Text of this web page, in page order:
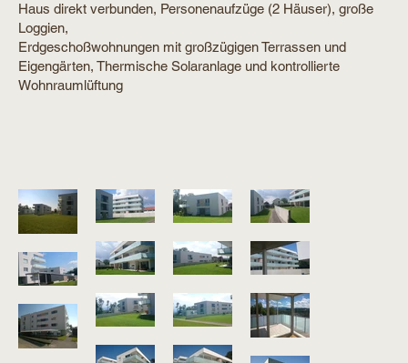
Haus direkt verbunden, Personenaufzüge (2 Häuser), große
Loggien,
Erdgeschoßwohnungen mit großzügigen Terrassen und
Eigengärten, Thermische Solaranlage und kontrollierte
Wohnraumlüftung